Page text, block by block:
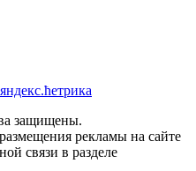
защищены.
рекламы на сайте
связи в разделе